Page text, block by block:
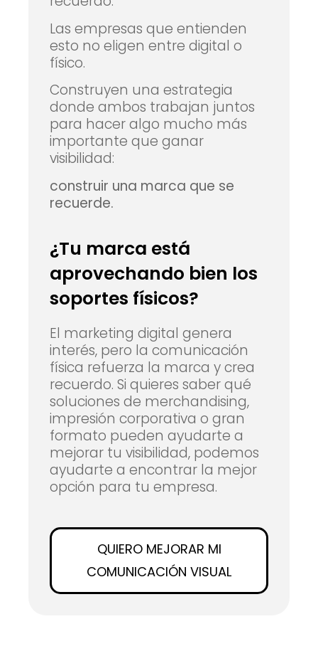
Las empresas que entienden
esto no eligen entre digital o
físico.
Construyen una estrategia
donde ambos trabajan juntos
para hacer algo mucho más
importante que ganar
visibilidad:
construir una marca que se
recuerde.
¿Tu marca está
aprovechando bien los
soportes físicos?
El marketing digital genera
interés, pero la comunicación
física refuerza la marca y crea
recuerdo. Si quieres saber qué
soluciones de merchandising,
impresión corporativa o gran
formato pueden ayudarte a
mejorar tu visibilidad, podemos
ayudarte a encontrar la mejor
opción para tu empresa.
QUIERO MEJORAR MI
COMUNICACIÓN VISUAL